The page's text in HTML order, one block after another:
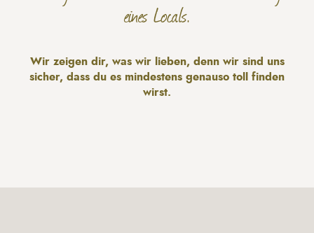
eines Locals.
Wir zeigen dir, was wir lieben, denn wir sind uns
sicher, dass du es mindestens genauso toll finden
wirst.